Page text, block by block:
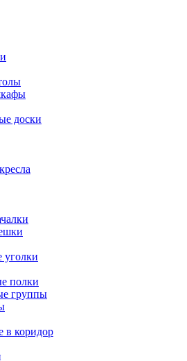
доски
уголки
полки
группы
в коридор